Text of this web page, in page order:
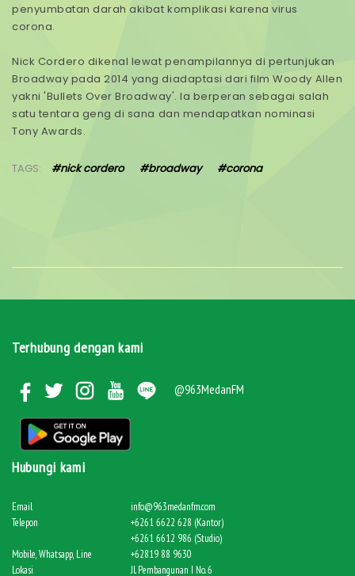
penyumbatan darah akibat komplikasi karena virus
corona.
Nick Cordero dikenal lewat penampilannya di pertunjukan
Broadway pada 2014 yang diadaptasi dari film Woody Allen
yakni 'Bullets Over Broadway'. Ia berperan sebagai salah
satu tentara geng di sana dan mendapatkan nominasi
Tony Awards.
TAGS: #nick cordero #broadway #corona
Terhubung dengan kami
@963MedanFM
Hubungi kami
Email
info@963medanfm.com
Telepon
+6261 6622 628 (Kantor)
+6261 6612 986 (Studio)
Mobile, Whatsapp, Line
+62819 88 9630
Lokasi
Jl. Pembangunan I No. 6